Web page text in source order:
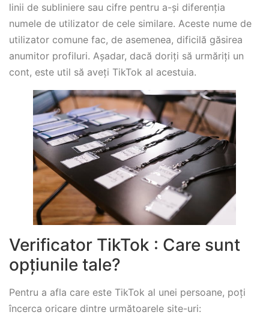
linii de subliniere sau cifre pentru a-și diferenția
numele de utilizator de cele similare. Aceste nume de
utilizator comune fac, de asemenea, dificilă găsirea
anumitor profiluri. Așadar, dacă doriți să urmăriți un
cont, este util să aveți TikTok al acestuia.
Verificator TikTok : Care sunt
opțiunile tale?
Pentru a afla care este TikTok al unei persoane, poți
încerca oricare dintre următoarele site-uri: